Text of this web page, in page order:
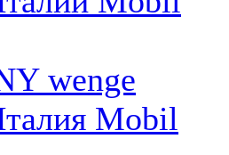
wenge
Mobil